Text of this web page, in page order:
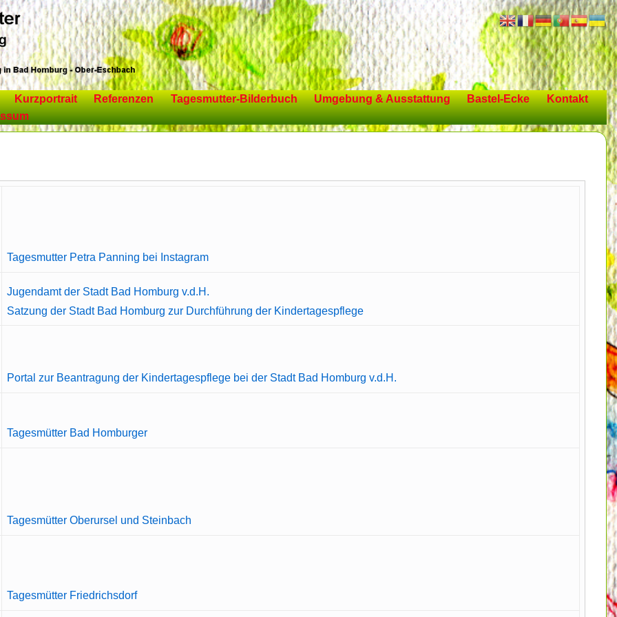
Kurzportrait Referenzen Tagesmutter-Bilderbuch Umgebung & Ausstattung Bastel-Ecke
Kontakt
Tagesmutter Petra Panning bei Instagram
Jugendamt der Stadt Bad Homburg v.d.H.
Satzung der Stadt Bad Homburg zur Durchführung der Kindertagespflege
Portal zur Beantragung der Kindertagespflege bei der Stadt Bad Homburg v.d.H.
Tagesmütter Bad Homburger
Tagesmütter Oberursel und Steinbach
Tagesmütter Friedrichsdorf